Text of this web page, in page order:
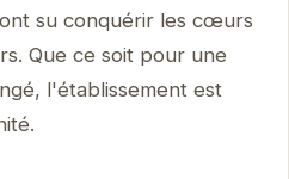
su conquérir les cœurs
Que ce soit pour une
l'établissement est